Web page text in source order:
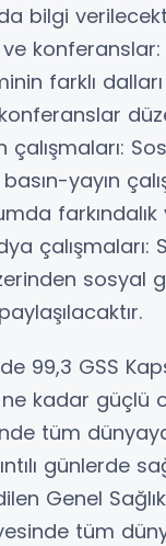
bilgi
konferanslar:
farklı
yayın
farkındalık
çalışmaları:
sosyal
99,3 GSS
kadar güçlü
tüm
günlerde
Genel
tüm